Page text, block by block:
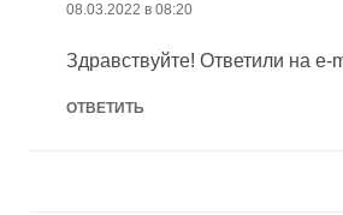
08.03.2022 в 08:20
Здравствуйте! Ответили на e-
ОТВЕТИТЬ